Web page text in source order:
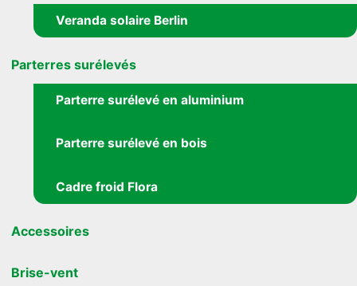
Veranda solaire Berlin
Parterres surélevés
Parterre surélevé en aluminium
Parterre surélevé en bois
Cadre froid Flora
Accessoires
Brise-vent